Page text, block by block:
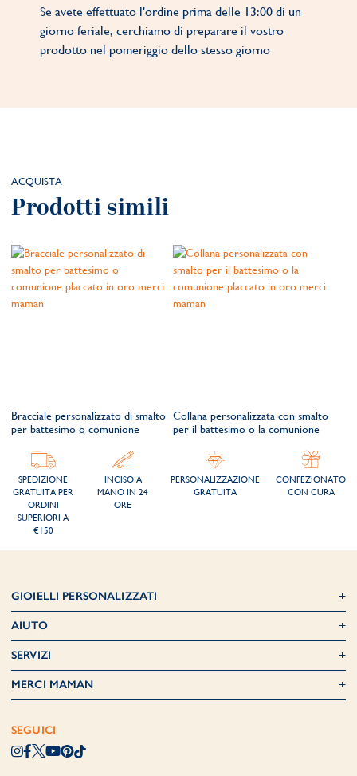
Se avete effettuato l'ordine prima delle 13:00 di un
giorno feriale, cerchiamo di preparare il vostro
prodotto nel pomeriggio dello stesso giorno
ACQUISTA
Prodotti simili
Bracciale personalizzato di smalto
per battesimo o comunione
Collana personalizzata con smalto
per il battesimo o la comunione
SPEDIZIONE
GRATUITA PER
ORDINI
SUPERIORI A
€150
INCISO A
MANO IN 24
ORE
PERSONALIZZAZIONE
GRATUITA
CONFEZIONATO
CON CURA
GIOIELLI PERSONALIZZATI
AIUTO
SERVIZI
MERCI MAMAN
SEGUICI